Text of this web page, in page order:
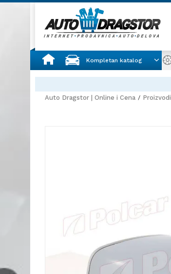
Kompletan katalog
Auto Dragstor | Online i Cena Proizvodi